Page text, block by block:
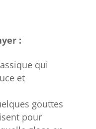
:
qui
et
gouttes
pour